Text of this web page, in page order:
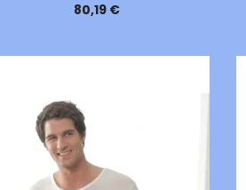
80,19 €